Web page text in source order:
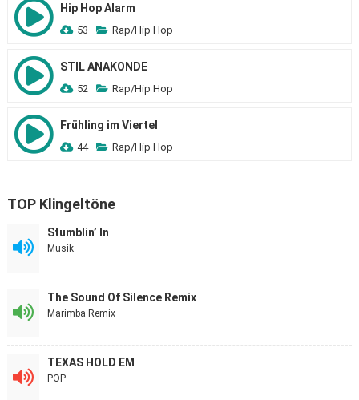
Hip Hop Alarm
53 Rap/Hip Hop
STIL ANAKONDE
52 Rap/Hip Hop
Frühling im Viertel
44 Rap/Hip Hop
TOP Klingeltöne
Stumblin’ In
Musik
The Sound Of Silence Remix
Marimba Remix
TEXAS HOLD EM
POP